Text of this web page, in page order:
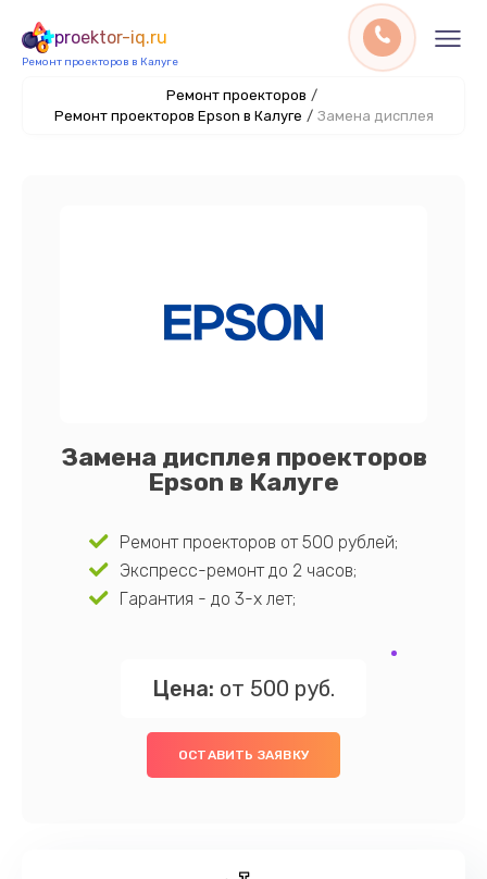
proektor-iq.ru
Ремонт проекторов в Калуге
Ремонт проекторов /
Ремонт проекторов Epson в Калуге / Замена дисплея
Замена дисплея проекторов
Epson в Калуге
Ремонт проекторов от 500 рублей;
Экспресс-ремонт до 2 часов;
Гарантия - до 3-х лет;
Цена: от 500 руб.
ОСТАВИТЬ ЗАЯВКУ